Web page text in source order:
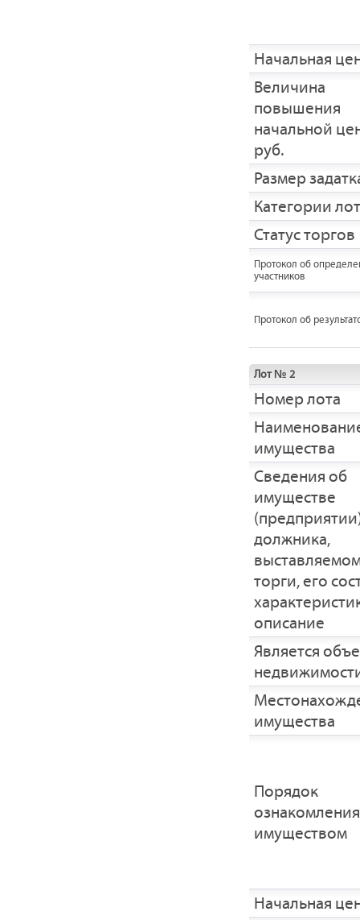
Начальная
Величина
повышения
начальной
руб.
Размер
Категории
Статус торгов
Протокол об
участников
Протокол об
Лот № 2
Номер лота
имущества
Cведения об
имуществе
должника,
торги, его
описание
Является
имущества
Порядок
имуществом
Начальная